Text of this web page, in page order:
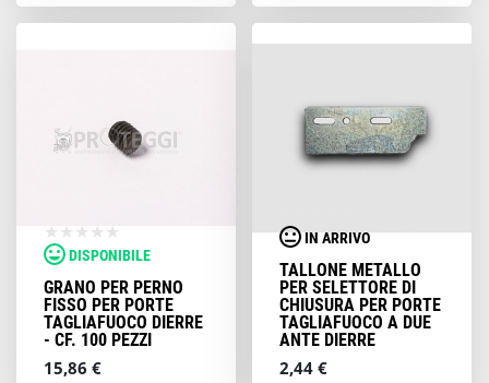
DISPONIBILE
GRANO PER PERNO
FISSO PER PORTE
TAGLIAFUOCO DIERRE
- CF. 100 PEZZI
15,86 €
IN ARRIVO
TALLONE METALLO
PER SELETTORE DI
CHIUSURA PER PORTE
TAGLIAFUOCO A DUE
ANTE DIERRE
2,44 €